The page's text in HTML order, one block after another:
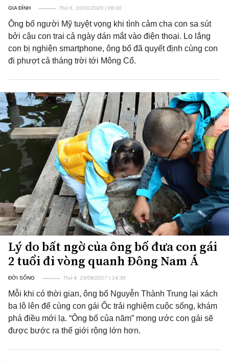
GIA ĐÌNH Thứ 6, 10/01/2020 | 06:00
Ông bố người Mỹ tuyệt vọng khi tình cảm cha con sa sút
bởi cậu con trai cả ngày dán mắt vào điện thoại. Lo lắng
con bị nghiện smartphone, ông bố đã quyết định cùng con
đi phượt cả tháng trời tới Mông Cổ.
Lý do bất ngờ của ông bố đưa con gái
2 tuổi đi vòng quanh Đông Nam Á
ĐỜI SỐNG Thứ 4, 23/08/2017 | 14:30
Mỗi khi có thời gian, ông bố Nguyễn Thành Trung lại xách
ba lô lên để cùng con gái Ốc trải nghiệm cuộc sống, khám
phá điều mới lạ. “Ông bố của năm” mong ước con gái sẽ
được bước ra thế giới rộng lớn hơn.